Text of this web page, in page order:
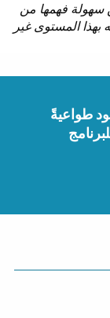
سهولة فهمها من
المستوى غير
طواعيةً